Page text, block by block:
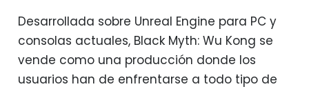
Desarrollada sobre Unreal Engine para PC y
consolas actuales, Black Myth: Wu Kong se
vende como una producción donde los
usuarios han de enfrentarse a todo tipo de